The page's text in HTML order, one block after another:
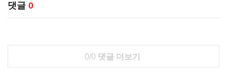
댓글 0
0/0 댓글 더보기